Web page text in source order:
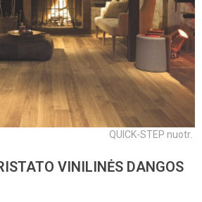
QUICK-STEP nuotr.
VINILINĖS DANGOS